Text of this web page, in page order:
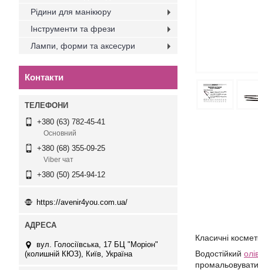
Класичні
Водостійкий
Рідини для манікюру
Інструменти та фрези
Лампи, форми та аксесури
Контакти
+380 (63) 782-45-41
Основний
+380 (68) 355-09-25
Viber чат
+380 (50) 254-94-12
https://avenir4you.com.ua/
вул. Голосіївська, 17 БЦ "Моріон"
(колишній КЮЗ), Київ, Україна